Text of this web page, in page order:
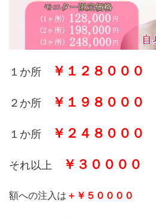
１か所 ￥１２８０００
２か所 ￥１９８０００
１か所 ￥２４８０００
それ以上 ￥３００００
額への注入は ＋￥５００００